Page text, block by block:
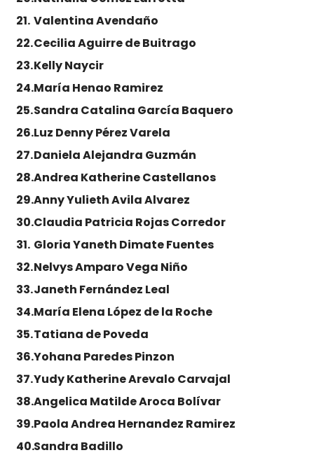
Valentina Avendaño
Cecilia Aguirre de Buitrago
Kelly Naycir
María Henao Ramirez
Sandra Catalina García Baquero
Luz Denny Pérez Varela
Daniela Alejandra Guzmán
Andrea Katherine Castellanos
Anny Yulieth Avila Alvarez
Claudia Patricia Rojas Corredor
Gloria Yaneth Dimate Fuentes
Nelvys Amparo Vega Niño
Janeth Fernández Leal
María Elena López de la Roche
Tatiana de Poveda
Yohana Paredes Pinzon
Yudy Katherine Arevalo Carvajal
Angelica Matilde Aroca Bolívar
Paola Andrea Hernandez Ramirez
Sandra Badillo